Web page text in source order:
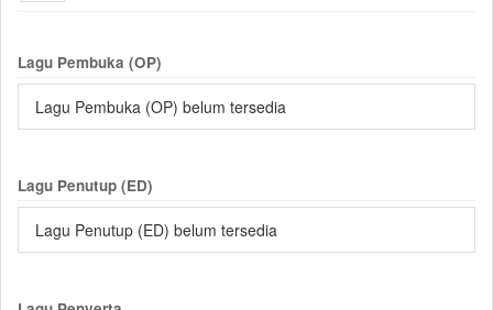
Lagu Pembuka (OP)
Lagu Pembuka (OP) belum tersedia
Lagu Penutup (ED)
Lagu Penutup (ED) belum tersedia